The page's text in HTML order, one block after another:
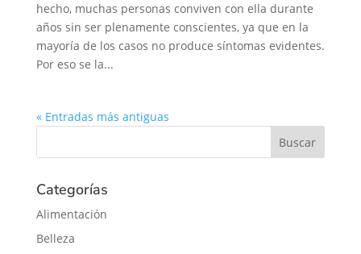
hecho, muchas personas conviven con ella durante
años sin ser plenamente conscientes, ya que en la
mayoría de los casos no produce síntomas evidentes.
Por eso se la...
« Entradas más antiguas
Categorías
Alimentación
Belleza